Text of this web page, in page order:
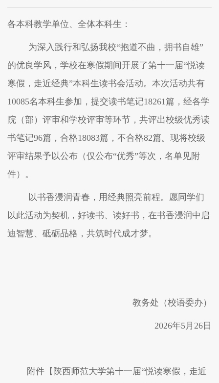
各本科教学单位、全体本科生：
为深入践行和弘扬我校“抱道不曲，拥书自雄”
的优良学风，学校在寒假期间开展了第十一届“悦读
寒假，走近经典”本科生读书会活动。 本次活动共有
10085名本科生参加，提交读书笔记18261篇，经各学
院（部） 评审和学校评审等环节， 共评出校级优秀读
书笔记96篇，合格18083篇，不合格82篇。 现将校级
评审结果予以公布（仅公布“优秀”等次 ，名单见附
件） 。
以书香浸润青春，用经典照亮前程。愿同学们
以此活动为契机 ， 好读书、读好书，在书香浸润中启
迪智慧、砥砺品格 ，共筑时代成才梦。
教务处（校语委办）
2026年5 月 26日
附件【 陕西师范大学第十一届“悦读寒假，走近